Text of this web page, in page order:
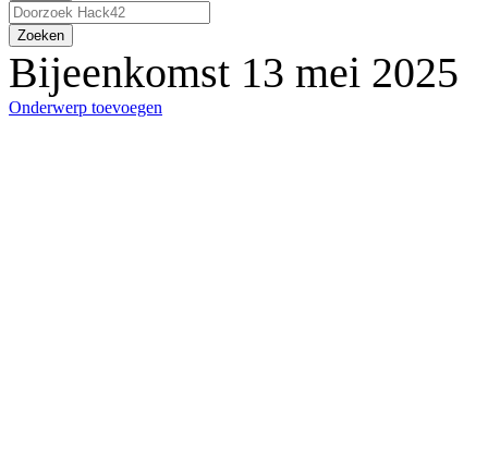
Zoeken
Bijeenkomst 13 mei 2025
Onderwerp toevoegen